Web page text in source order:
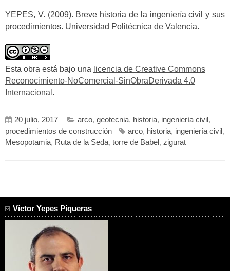
YEPES, V. (2009). Breve historia de la ingeniería civil y sus
procedimientos. Universidad Politécnica de Valencia.
Esta obra está bajo una licencia de Creative Commons
Reconocimiento-NoComercial-SinObraDerivada 4.0
Internacional .
20 julio, 2017 arco, geotecnia, historia, ingeniería civil ,
procedimientos de construcción
arco, historia, ingeniería civil ,
Mesopotamia, Ruta de la Seda, torre de Babel , zigurat
Víctor Yepes Piqueras